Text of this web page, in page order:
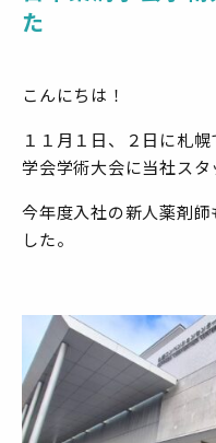
た
こんにちは！
１１月１日、２日に札
学会学術大会に当社スタ
今年度入社の新人薬剤
した。